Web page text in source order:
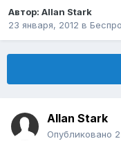
Автор: Allan Stark
23 января, 2012 в
Allan Stark
Опубликовано